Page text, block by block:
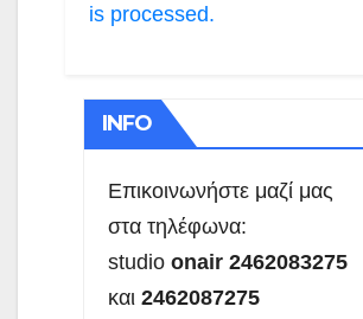
is processed.
INFO
Επικοινωνήστε μαζί μας
στα τηλέφωνα:
studio onair 2462083275
και 2462087275